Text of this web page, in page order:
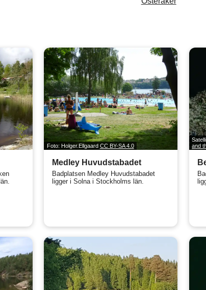
Foto: Holger.Ellgaard CC BY-SA 4.0
Medley Huvudstabadet
Badplatsen Medley Huvudstabadet
ligger i Solna i Stockholms län.
and